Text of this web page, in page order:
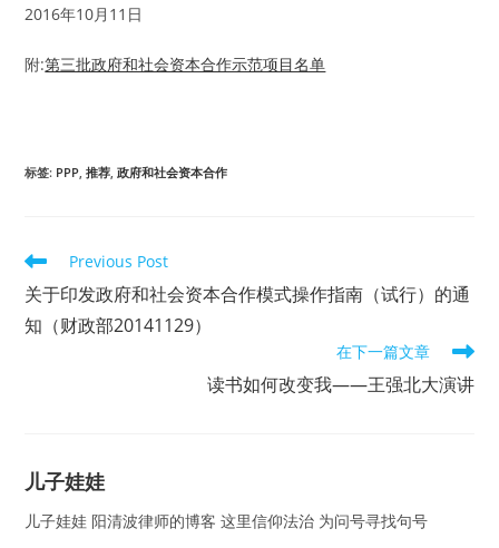
2016年10月11日
附:第三批政府和社会资本合作示范项目名单
标签: PPP, 推荐, 政府和社会资本合作
Read
more
articles
Previous Post
关于印发政府和社会资本合作模式操作指南（试行）的通
知（财政部20141129）
在下一篇文章
读书如何改变我——王强北大演讲
儿子娃娃
儿子娃娃 阳清波律师的博客 这里信仰法治 为问号寻找句号